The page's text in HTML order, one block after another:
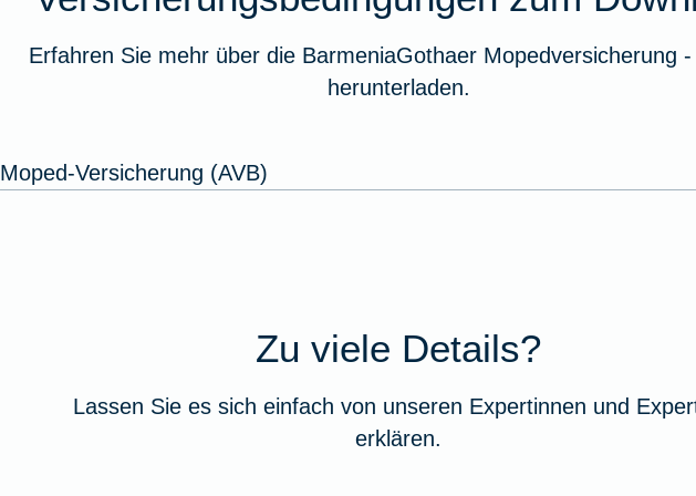
Erfahren Sie mehr über die BarmeniaGothaer Mopedversicherung
herunterladen.
Moped-Versicherung (AVB)
Zu viele Details?
Lassen Sie es sich einfach von unseren Expertinnen und
erklären.